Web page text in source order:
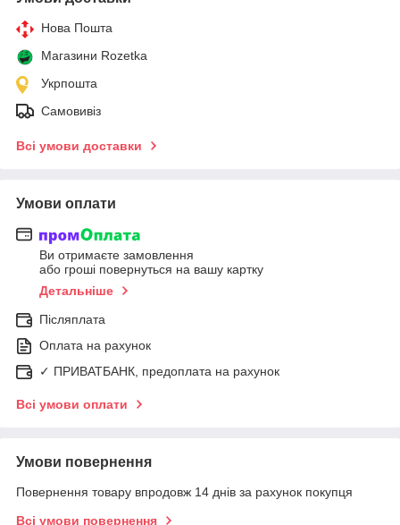
Нова Пошта
Магазини Rozetka
Укрпошта
Самовивіз
Всі умови доставки
Умови оплати
Ви отримаєте замовлення
або гроші повернуться на вашу картку
Детальніше
Післяплата
Оплата на рахунок
✓ ПРИВАТБАНК, предоплата на рахунок
Всі умови оплати
Умови повернення
Повернення товару впродовж 14 днів за рахунок покупця
Всі умови повернення